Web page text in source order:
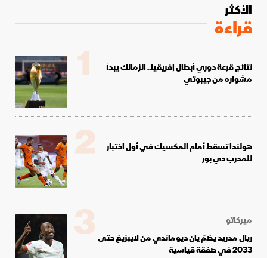
الأكثر
قراءة
نتائج قرعة دوري أبطال إفريقيا.. الزمالك يبدأ
مشواره من جيبوتي
1
هولندا تسقط أمام المكسيك في أول اختبار
للمدرب دي بور
2
ميركاتو
ريال مدريد يضمّ يان ديوماندي من لايبزيغ حتى
2033 في صفقة قياسية
3